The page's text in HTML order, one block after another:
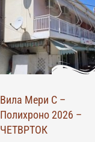
Вила Мери С –
Полихроно 2026 –
ЧЕТВРТОК